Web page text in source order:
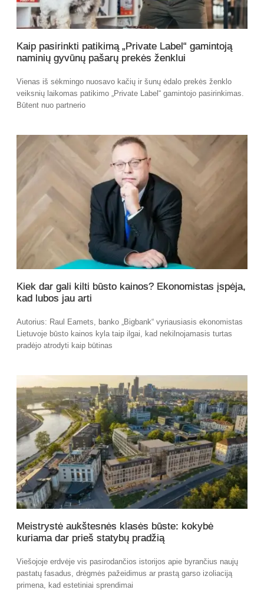
Kaip pasirinkti patikimą „Private Label“ gamintoją
naminių gyvūnų pašarų prekės ženklui
Vienas iš sėkmingo nuosavo kačių ir šunų ėdalo prekės ženklo
veiksnių laikomas patikimo „Private Label“ gamintojo pasirinkimas.
Būtent nuo partnerio
Kiek dar gali kilti būsto kainos? Ekonomistas įspėja,
kad lubos jau arti
Autorius: Raul Eamets, banko „Bigbank“ vyriausiasis ekonomistas
Lietuvoje būsto kainos kyla taip ilgai, kad nekilnojamasis turtas
pradėjo atrodyti kaip būtinas
Meistrystė aukštesnės klasės būste: kokybė
kuriama dar prieš statybų pradžią
Viešojoje erdvėje vis pasirodančios istorijos apie byrančius naujų
pastatų fasadus, drėgmės pažeidimus ar prastą garso izoliaciją
primena, kad estetiniai sprendimai